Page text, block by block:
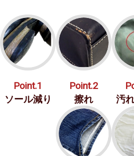
Point.1
ソール減り
Point.2
擦れ 汚